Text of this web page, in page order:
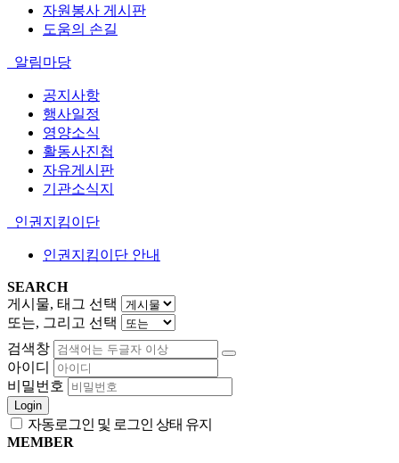
자원봉사 게시판
도움의 손길
알림마당
공지사항
행사일정
영양소식
활동사진첩
자유게시판
기관소식지
인권지킴이단
인권지킴이단 안내
SEARCH
게시물, 태그 선택
또는, 그리고 선택
검색창
아이디
비밀번호
Login
자동로그인 및 로그인 상태 유지
MEMBER